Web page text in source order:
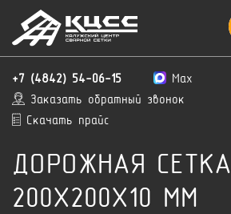
+7 (4842) 54-06-15
Max
Заказать обратный звонок
Скачать прайс
ДОРОЖНАЯ СЕТКА
200X200X10 ММ